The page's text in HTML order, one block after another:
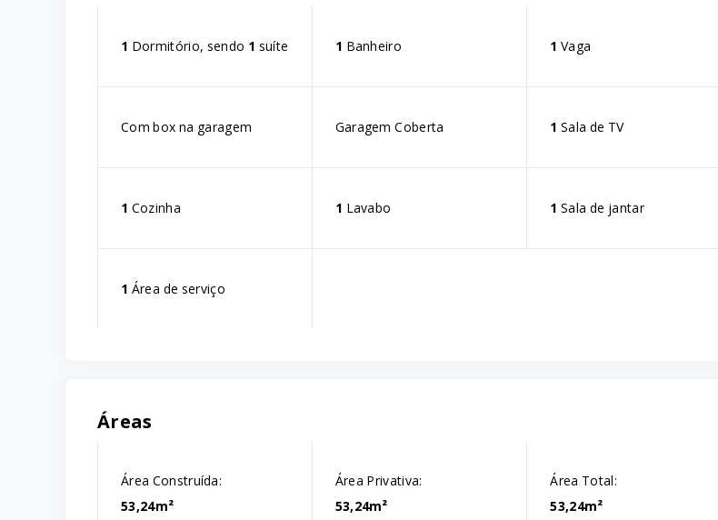
1 Dormitório, sendo 1 suíte 1 Banheiro 1 Vaga
Com box na garagem Garagem Coberta 1 Sala de TV
1 Cozinha 1 Lavabo 1 Sala de jantar
1 Área de serviço
Áreas
Área Construída:
53,24m²
Área Privativa:
53,24m²
Área Total:
53,24m²